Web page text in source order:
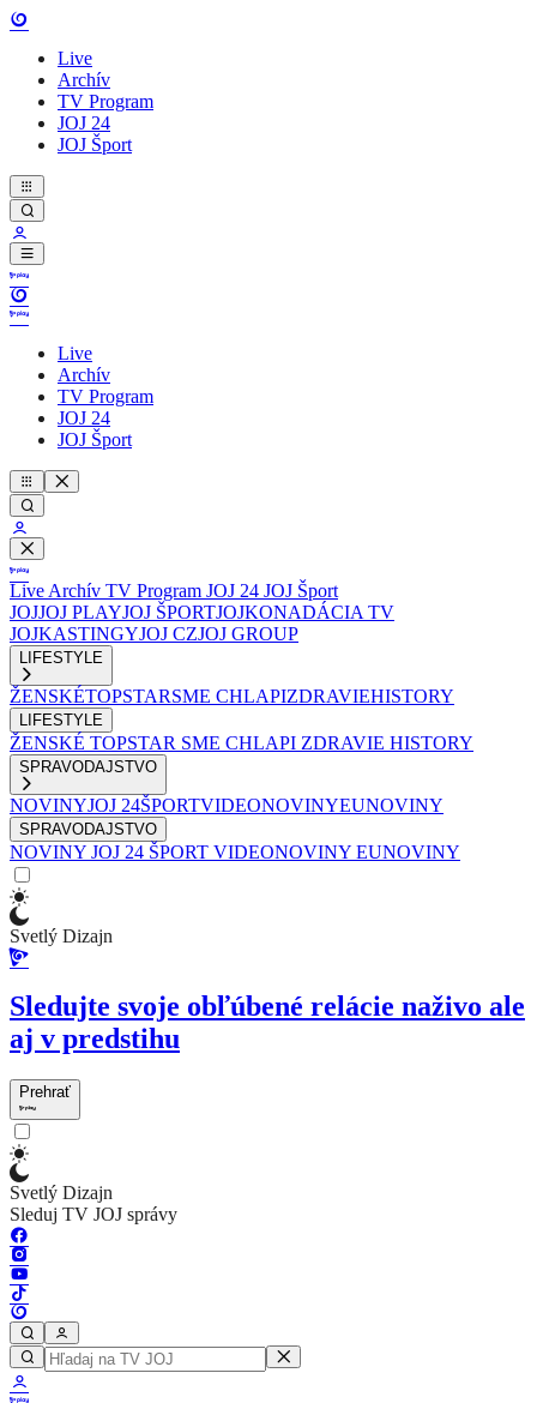
Live
Archív
TV Program
JOJ 24
JOJ Šport
Live
Archív
TV Program
JOJ 24
JOJ Šport
Live Archív TV Program JOJ 24 JOJ Šport
JOJJOJ PLAYJOJ ŠPORTJOJKONADÁCIA TV
JOJKASTINGYJOJ CZJOJ GROUP
LIFESTYLE
ŽENSKÉTOPSTARSME CHLAPIZDRAVIEHISTORY
LIFESTYLE
ŽENSKÉ TOPSTAR SME CHLAPI ZDRAVIE HISTORY
SPRAVODAJSTVO
NOVINYJOJ 24ŠPORTVIDEONOVINYEUNOVINY
SPRAVODAJSTVO
NOVINY JOJ 24 ŠPORT VIDEONOVINY EUNOVINY
Svetlý Dizajn
Sledujte svoje obľúbené relácie naživo ale
aj v predstihu
Prehrať
Svetlý Dizajn
Sleduj TV JOJ správy